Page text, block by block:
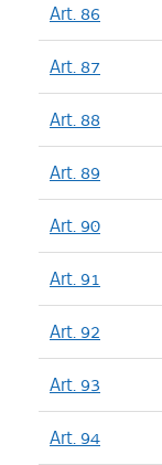
Art. 86
Art. 87
Art. 88
Art. 89
Art. 90
Art. 91
Art. 92
Art. 93
Art. 94